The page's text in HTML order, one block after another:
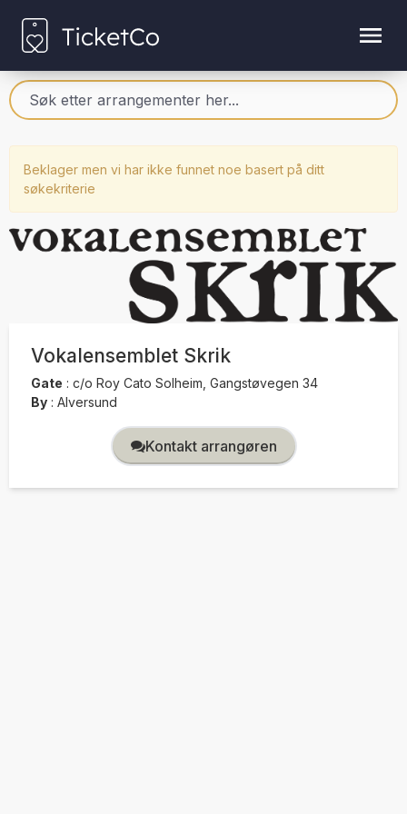
Beklager men vi har ikke funnet noe basert på ditt
søkekriterie
Vokalensemblet Skrik
Gate : c/o Roy Cato Solheim, Gangstøvegen 34
By : Alversund
Kontakt arrangøren